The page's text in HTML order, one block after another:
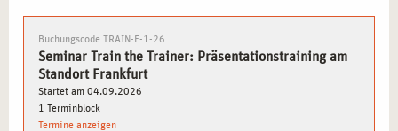
wertvolle Kontakte zu Trainern und Experten aus der
gesamten Region.
Frankfurt als idealer Nährboden für Ihre
Buchungscode TRAIN-F-1-26
Seminar Train the Trainer: Präsentationstraining am
Standort Frankfurt
Startet am 04.09.2026
1 Terminblock
Termine anzeigen